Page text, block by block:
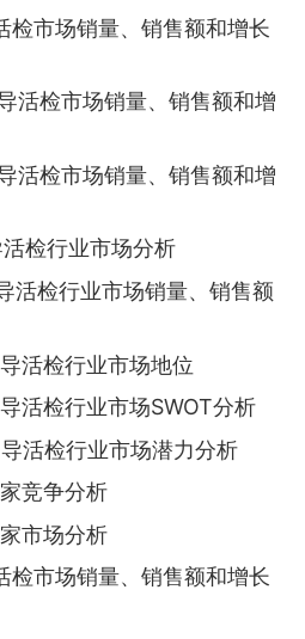
检市场销量、销售额和增长
活检市场销量、销售额和增
活检市场销量、销售额和增
检行业市场分析
活检行业市场销量、销售额
活检行业市场地位
活检行业市场SWOT分析
活检行业市场潜力分析
竞争分析
市场分析
检市场销量、销售额和增长